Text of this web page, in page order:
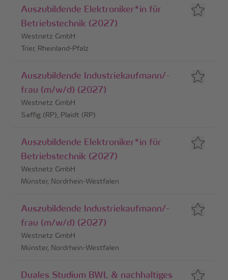
Auszubildende Elektroniker*in für
Betriebstechnik (2027)
Westnetz GmbH
Trier, Rheinland-Pfalz
Auszubildende Industriekaufmann/-
frau (m/w/d) (2027)
Westnetz GmbH
Saffig (RP), Plaidt (RP)
Auszubildende Elektroniker*in für
Betriebstechnik (2027)
Westnetz GmbH
Münster, Nordrhein-Westfalen
Auszubildende Industriekaufmann/-
frau (m/w/d) (2027)
Westnetz GmbH
Münster, Nordrhein-Westfalen
Duales Studium BWL & nachhaltiges